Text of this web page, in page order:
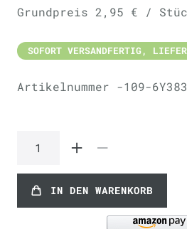
Grundpreis 2,95 € /
SOFORT VERSANDFERTIG,
Artikelnummer -109-
IN DEN WARENKORB